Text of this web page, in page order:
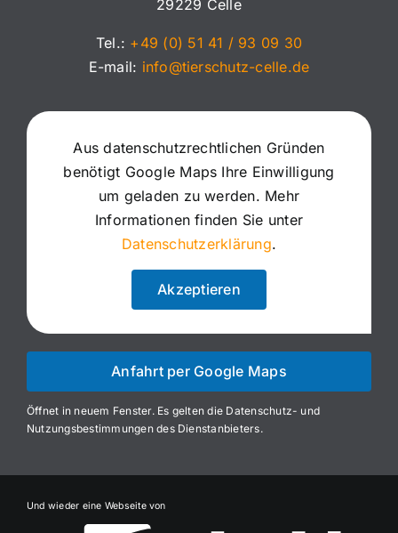
29229 Celle
Tel.: +49 (0) 51 41 / 93 09 30
E-mail: info@tierschutz-celle.de
Aus datenschutzrechtlichen Gründen
benötigt Google Maps Ihre Einwilligung
um geladen zu werden. Mehr
Informationen finden Sie unter
Datenschutzerklärung.
Akzeptieren
Anfahrt per Google Maps
Öffnet in neuem Fenster. Es gelten die Datenschutz- und
Nutzungsbestimmungen des Dienstanbieters.
Und wieder eine Webseite von